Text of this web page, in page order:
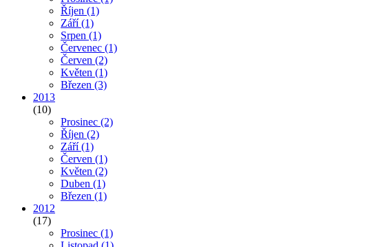
Říjen (1)
Září(1)
Srpen (1)
Červenec (1)
Červen (2)
Květen (1)
Březen (3)
2013
(10)
Prosinec (2)
Říjen (2)
Září(1)
Červen (1)
Květen (2)
Duben (1)
Březen (1)
2012
(17)
Prosinec (1)